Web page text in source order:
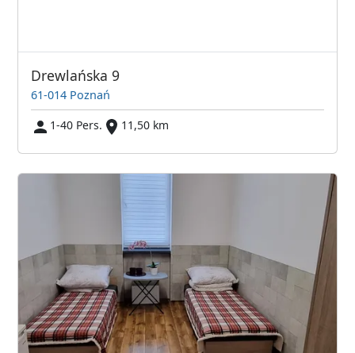
Drewlańska 9
61-014 Poznań
1-40 Pers.
11,50 km